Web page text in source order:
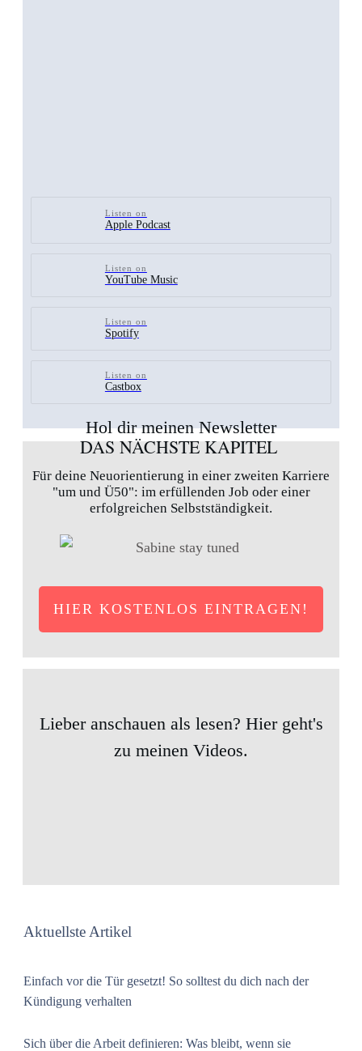
Listen on
Apple Podcast
Listen on
YouTube Music
Listen on
Spotify
Listen on
Castbox
Hol dir meinen Newsletter
DAS NÄCHSTE KAPITEL
Für deine Neuorientierung in einer zweiten Karriere
"um und Ü50": im erfüllenden Job oder einer
erfolgreichen Selbstständigkeit.
HIER KOSTENLOS EINTRAGEN!
Lieber anschauen als lesen? Hier geht's
zu meinen Videos.
Aktuellste Artikel
Einfach vor die Tür gesetzt! So solltest du dich nach der
Kündigung verhalten
Sich über die Arbeit definieren: Was bleibt, wenn sie